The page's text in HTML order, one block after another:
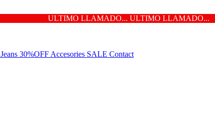
ULTIMO LLAMADO... ULTIMO LLAMADO...
Jeans 30%OFF Accesories SALE Contact